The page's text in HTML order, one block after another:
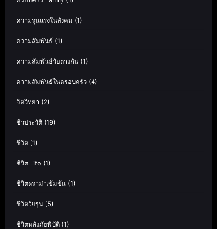
ความรุนแรงในสังคม (1)
ความสัมพันธ์ (1)
ความสัมพันธ์วัยต่างกัน (1)
ความสัมพันธ์ในครอบครัว (4)
จิตวิทยา (2)
ชีวประวัติ (19)
ชีวิต (1)
ชีวิต Life (1)
ชีวิตดราม่าเข้มข้น (1)
ชีวิตวัยรุ่น (5)
ชีวิตหลังภัยพิบัติ (1)